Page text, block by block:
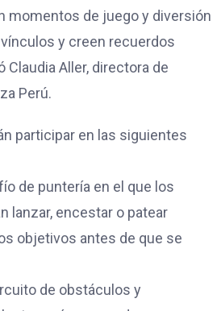
momentos de juego y diversión
y creen recuerdos
Claudia Aller, directora de
Perú.
participar en las siguientes
de puntería en el que los
lanzar, encestar o patear
objetivos antes de que se
de obstáculos y